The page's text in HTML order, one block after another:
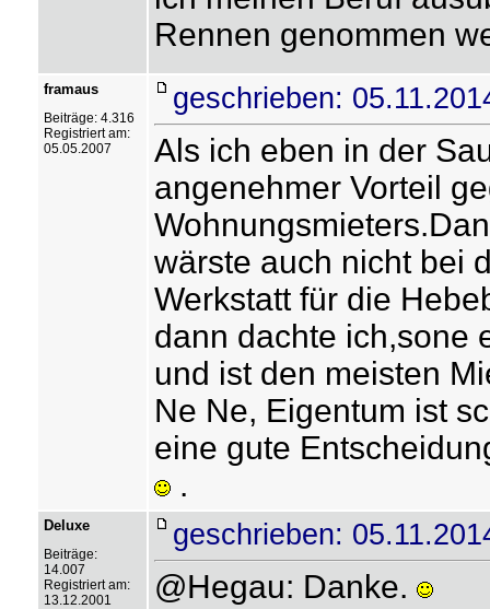
Rennen genommen
framaus
Beiträge: 4.316
Registriert am:
05.05.2007
geschrieben:
Als ich eben in der
angenehmer Vorteil
wärste auch nicht bei
Werkstatt für die
dann dachte ich,sone
und ist den meisten
Ne Ne, Eigentum ist
eine gute
.
Deluxe
Beiträge:
14.007
Registriert am:
13.12.2001
geschrieben:
@Hegau: Danke.